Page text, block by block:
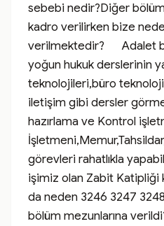
sebebi nedir?Diğer
kadro verilirken bize
verilmektedir?      Adalet
yoğun hukuk derslerinin
teknolojileri,büro
iletişim gibi dersler
hazırlama ve Kontrol
görevleri rahatlıkla
işimiz olan Zabit Katipliği
da neden 3246 3247
bölüm mezunlarına